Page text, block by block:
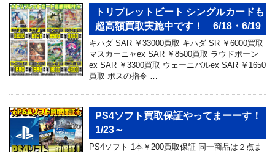
トリプレットビート シングルカードも
超高額買取実施中です！ 6/18・6/19
キハダ SAR ￥33000買取 キハダ SR ￥6000買取
マスカーニャex SAR ￥8500買取 ラウドボーン
ex SAR ￥3300買取 ウェーニバルex SAR ￥1650
買取 ボスの指令 …
PS4ソフト買取保証やってまーーす！
1/23～
PS4ソフト 1本￥200買取保証 同一商品は２点ま